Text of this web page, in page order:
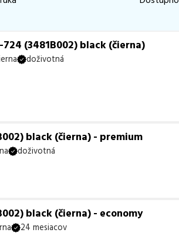
(3481B002) black (čierna)
doživotná
black (čierna) - premium
doživotná
black (čierna) - economy
24 mesiacov